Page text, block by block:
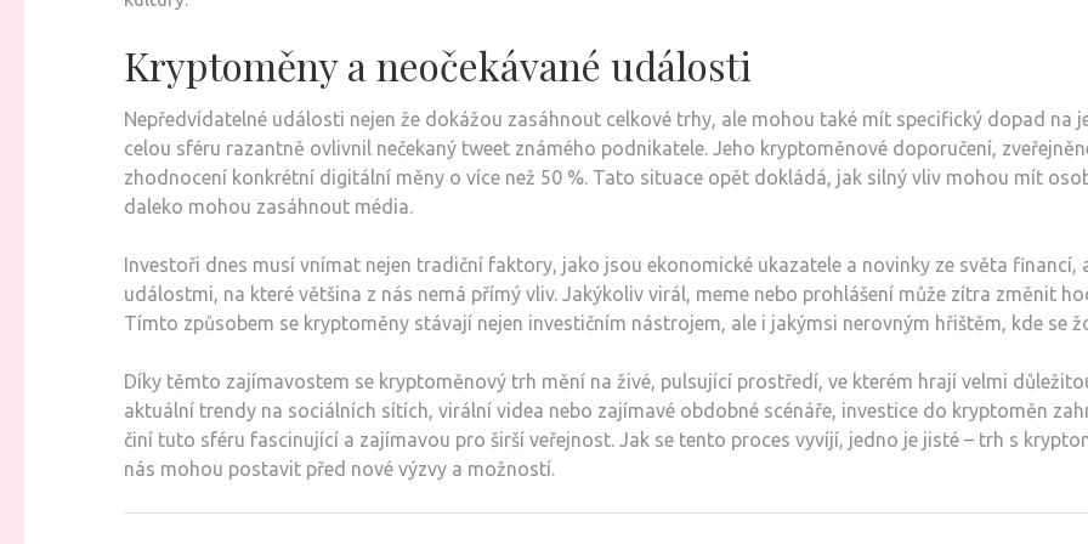
Kryptoměny a neočekávané události
Nepředvídatelné události nejen že dokážou zasáhnout celkové trhy, ale mohou také mít specifický dopad na
celou sféru razantně ovlivnil nečekaný tweet známého podnikatele. Jeho kryptoměnové doporučení,
zhodnocení konkrétní digitální měny o více než 50 %. Tato situace opět dokládá, jak silný vliv mohou mít
daleko mohou zasáhnout média.
Investoři dnes musí vnímat nejen tradiční faktory, jako jsou ekonomické ukazatele a novinky ze světa financí,
událostmi, na které většina z nás nemá přímý vliv. Jakýkoliv virál, meme nebo prohlášení může zítra změnit
Tímto způsobem se kryptoměny stávají nejen investičním nástrojem, ale i jakýmsi nerovným hřištěm, kde se
Díky těmto zajímavostem se kryptoměnový trh mění na živé, pulsující prostředí, ve kterém hrají velmi
aktuální trendy na sociálních sítích, virální videa nebo zajímavé obdobné scénáře, investice do kryptoměn
činí tuto sféru fascinující a zajímavou pro širší veřejnost. Jak se tento proces vyvíjí, jedno je jisté – trh s
nás mohou postavit před nové výzvy a možností.